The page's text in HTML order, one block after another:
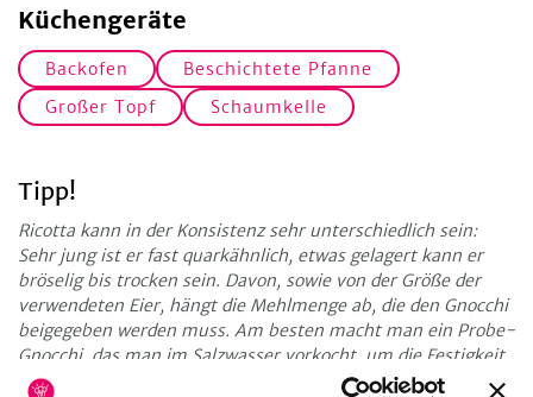
Küchengeräte
Backofen
Beschichtete Pfanne
Großer Topf
Schaumkelle
Tipp!
Ricotta kann in der Konsistenz sehr unterschiedlich sein:
Sehr jung ist er fast quarkähnlich, etwas gelagert kann er
bröselig bis trocken sein. Davon, sowie von der Größe der
verwendeten Eier, hängt die Mehlmenge ab, die den Gnocchi
beigegeben werden muss. Am besten macht man ein Probe-
Gnocchi, das man im Salzwasser vorkocht, um die Festigkeit
zu prüfen.